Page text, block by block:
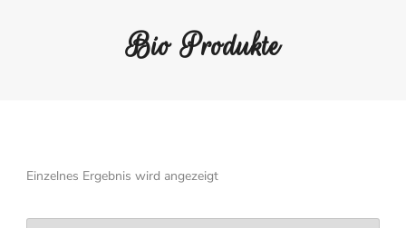
Bio Produkte
Einzelnes Ergebnis wird angezeigt